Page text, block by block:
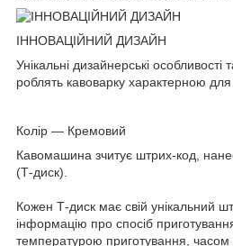
ІННОВАЦІЙНИЙ ДИЗАЙН
Унікальні дизайнерські особливості
роблять кавоварку характерною для
Колір — Кремовий
Кавомашина зчитує штрих-код,
(Т-диск).
Кожен Т-диск має свій унікальний
інформацію про спосіб
температурою приготування,